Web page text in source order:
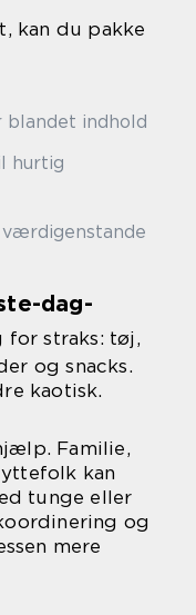
kan du pakke
blandet indhold
hurtig
dag-
for straks: tøj,
og snacks.
kaotisk.
Familie,
kan
tunge eller
og
mere